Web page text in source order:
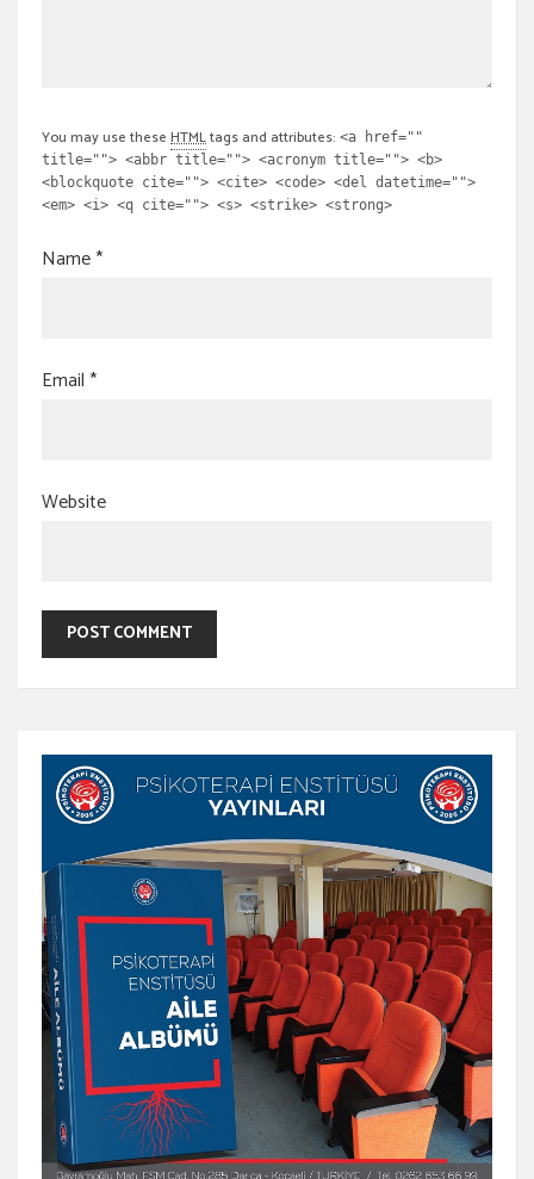
You may use these HTMLtags and attributes: <a href=""
title=""> <abbr title=""> <acronym title=""> <b>
<blockquote cite=""> <cite> <code> <del datetime="">
<em> <i> <q cite=""> <s> <strike> <strong>
Name*
Email*
Website